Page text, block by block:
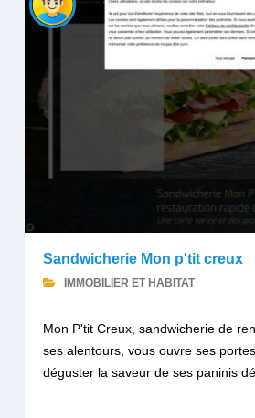
Sandwicherie Mon p'tit creux
IMMOBILIER ET HABITAT
Mon P'tit Creux, sandwicherie de
ses alentours, vous ouvre ses
déguster la saveur de ses paninis